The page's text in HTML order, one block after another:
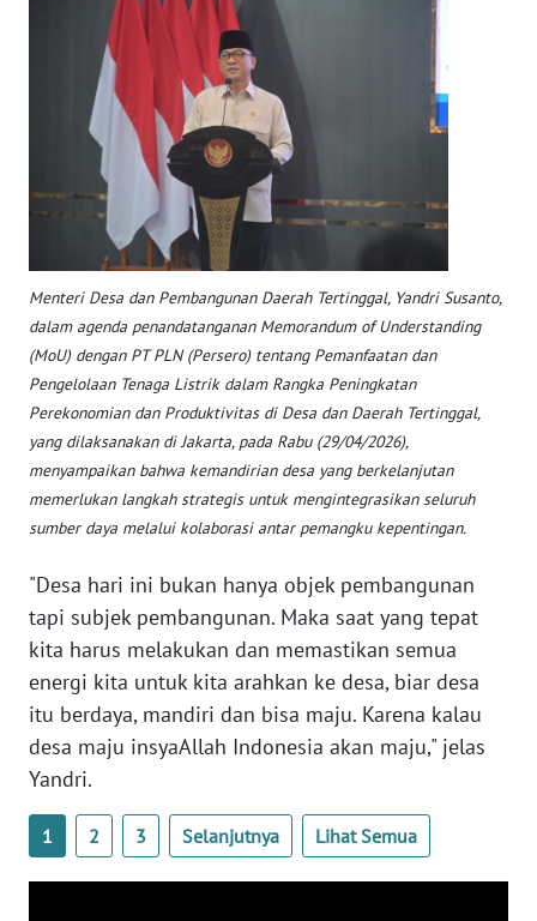
Menteri Desa dan Pembangunan Daerah Tertinggal, Yandri Susanto,
dalam agenda penandatanganan Memorandum of Understanding
(MoU) dengan PT PLN (Persero) tentang Pemanfaatan dan
Pengelolaan Tenaga Listrik dalam Rangka Peningkatan
Perekonomian dan Produktivitas di Desa dan Daerah Tertinggal,
yang dilaksanakan di Jakarta, pada Rabu (29/04/2026),
menyampaikan bahwa kemandirian desa yang berkelanjutan
memerlukan langkah strategis untuk mengintegrasikan seluruh
sumber daya melalui kolaborasi antar pemangku kepentingan.
"Desa hari ini bukan hanya objek pembangunan
tapi subjek pembangunan. Maka saat yang tepat
kita harus melakukan dan memastikan semua
energi kita untuk kita arahkan ke desa, biar desa
itu berdaya, mandiri dan bisa maju. Karena kalau
desa maju insyaAllah Indonesia akan maju," jelas
Yandri.
1 2 3 Selanjutnya Lihat Semua
SULTRA
SULTENG
WN
SULBAR
WN
BABEL
WN
SUMBAR
WN
SUMSEL
WN
BENGKULU
WN
WN
JATENG